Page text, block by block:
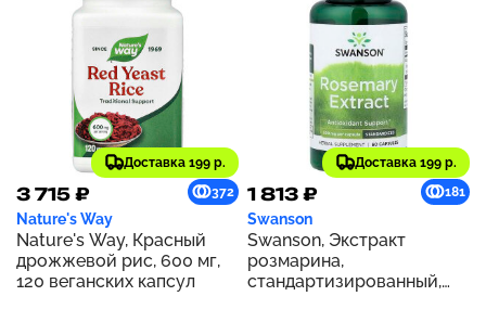
Доставка 199 р.
3 715 ₽ 372
Nature's Way
Nature's Way, Красный
дрожжевой рис, 600 мг,
120 веганских капсул
Доставка 199 р.
1 813 ₽ 181
Swanson
Swanson, Экстракт
розмарина,
стандартизированный,